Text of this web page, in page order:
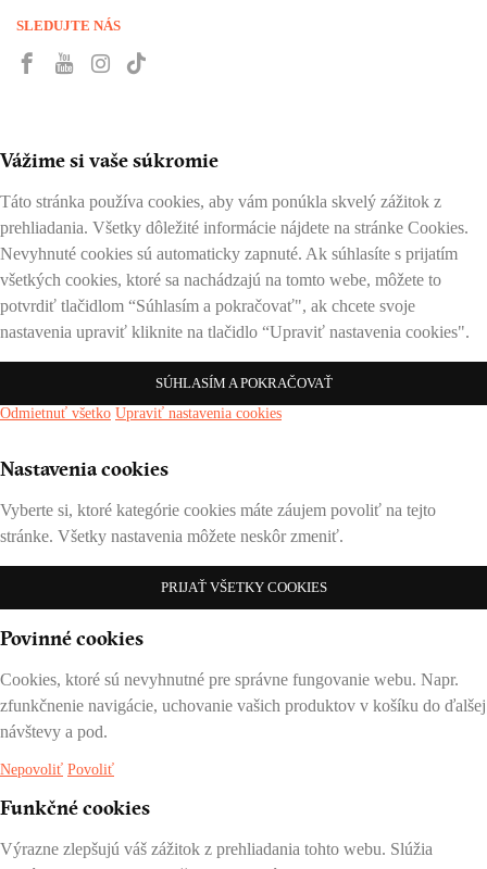
SLEDUJTE NÁS
Vážime si vaše súkromie
Táto stránka používa cookies, aby vám ponúkla skvelý zážitok z
prehliadania. Všetky dôležité informácie nájdete na stránke Cookies.
Nevyhnuté cookies sú automaticky zapnuté. Ak súhlasíte s prijatím
všetkých cookies, ktoré sa nachádzajú na tomto webe, môžete to
potvrdiť tlačidlom “Súhlasím a pokračovať", ak chcete svoje
nastavenia upraviť kliknite na tlačidlo “Upraviť nastavenia cookies".
SÚHLASÍM A POKRAČOVAŤ
Odmietnuť všetko Upraviť nastavenia cookies
Nastavenia cookies
Vyberte si, ktoré kategórie cookies máte záujem povoliť na tejto
stránke. Všetky nastavenia môžete neskôr zmeniť.
PRIJAŤ VŠETKY COOKIES
Povinné cookies
Cookies, ktoré sú nevyhnutné pre správne fungovanie webu. Napr.
zfunkčnenie navigácie, uchovanie vašich produktov v košíku do ďalšej
návštevy a pod.
Nepovoliť Povoliť
Funkčné cookies
Výrazne zlepšujú váš zážitok z prehliadania tohto webu. Slúžia